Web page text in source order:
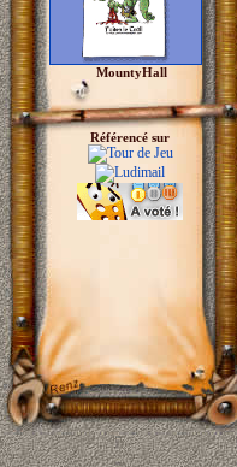
MountyHall
Référencé sur